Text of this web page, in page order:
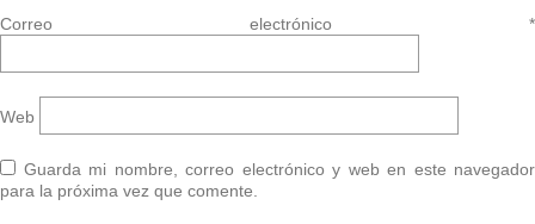
Correo electrónico *
Web
Guarda mi nombre, correo electrónico y web en este navegador
para la próxima vez que comente.